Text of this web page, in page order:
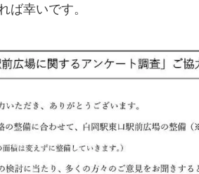
ば幸いです。